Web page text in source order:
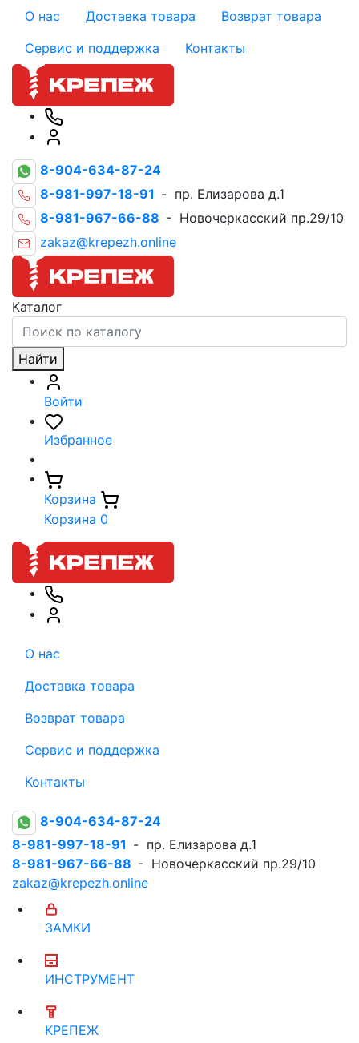
О нас Доставка товара
Возврат товара
Сервис и поддержка
Контакты
8-904-634-87-24
8-981-997-18-91 - пр. Елизарова д.1
8-981-967-66-88 - Новочеркасский пр.29/10
zakaz@krepezh.online
Каталог
Найти
Войти
Избранное
Корзина
Корзина 0
О нас
Доставка товара
Возврат товара
Сервис и поддержка
Контакты
8-904-634-87-24
8-981-997-18-91 - пр. Елизарова д.1
8-981-967-66-88 - Новочеркасский пр.29/10
zakaz@krepezh.online
ЗАМКИ
ИНСТРУМЕНТ
КРЕПЕЖ